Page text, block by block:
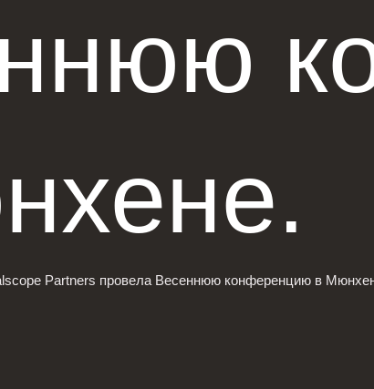
Partners провела Весеннюю конференцию в